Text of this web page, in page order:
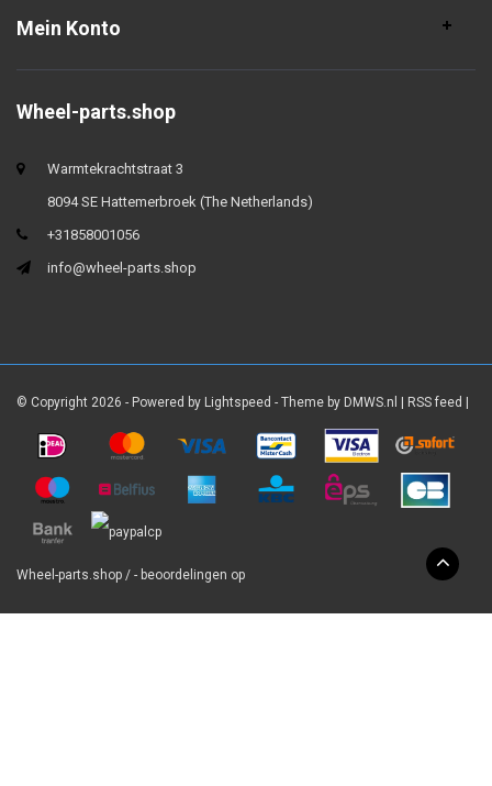
Mein Konto
Wheel-parts.shop
Warmtekrachtstraat 3
8094 SE Hattemerbroek (The Netherlands)
+31858001056
info@wheel-parts.shop
© Copyright 2026 - Powered by Lightspeed - Theme by DMWS.nl RSS feed
Wheel-parts.shop / - beoordelingen op